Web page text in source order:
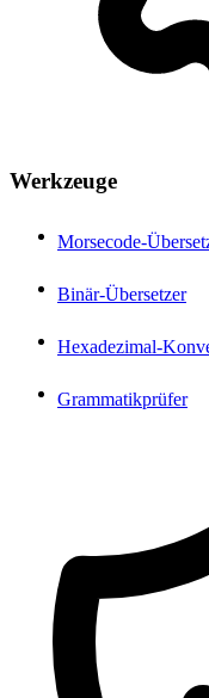
Werkzeuge
Morsecode-
Binär-Übersetzer
Hexadezimal-
Grammatikprüfer